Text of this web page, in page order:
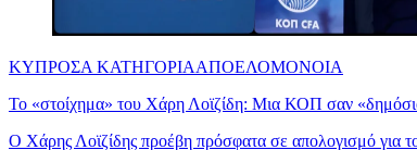
ΚΥΠΡΟΣΑ ΚΑΤΗΓΟΡΙΑΑΠΟΕΛΟΜΟΝΟΙΑ
Το «στοίχημα» του Χάρη Λοϊζίδη: Μια ΚΟΠ σαν
Ο Χάρης Λοϊζίδης προέβη πρόσφατα σε απολογισμό για